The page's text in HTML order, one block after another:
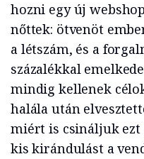
hozni egy új
nőttek: ötvenöt
a létszám, és a
százalékkal
mindig kellenek
halála után
miért is csináljuk ezt
kis kirándulást a